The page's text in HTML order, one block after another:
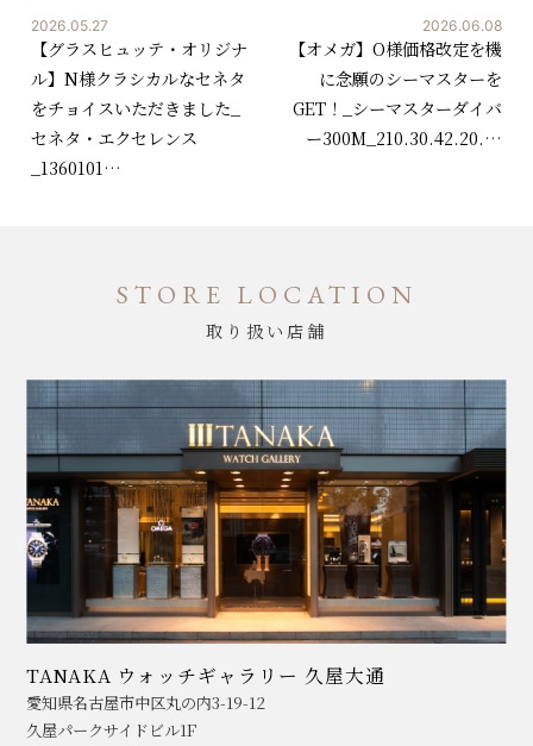
2026.05.27
【グラスヒュッテ・オリジナ
ル】N様クラシカルなセネタ
をチョイスいただきました_
セネタ・エクセレンス
_1360101…
2026.06.08
【オメガ】O様価格改定を機
に念願のシーマスターを
GET！_シーマスターダイバ
ー300M_210.30.42.20.…
STORE LOCATION
取り扱い店舗
TANAKA ウォッチギャラリー 久屋大通
愛知県名古屋市中区丸の内3-19-12
久屋パークサイドビル1F